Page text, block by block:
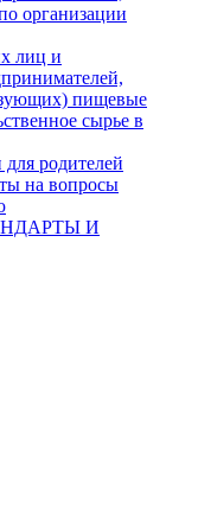
организации
лиц и
пищевые
сырье в
родителей
на вопросы
И